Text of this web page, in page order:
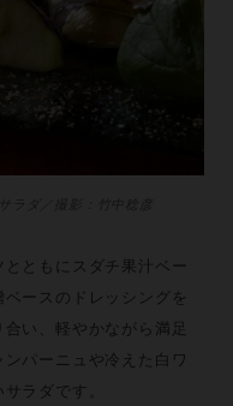
ともにスダチ果汁ベー
ースのドレッシングを
い、軽やかながら満足
パーニュや冷えた白ワ
ラダです。